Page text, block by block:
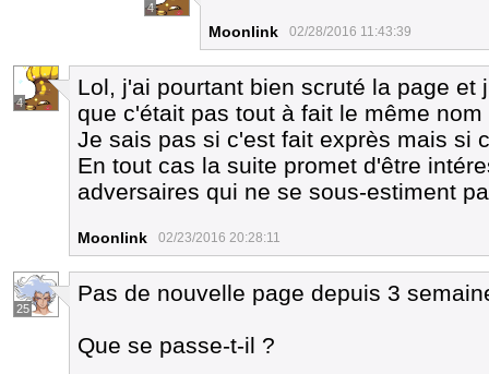
4
Moonlink 02/28/2016 11:43:39
4
Lol, j'ai pourtant bien scruté la page
que c'était pas tout à fait le même nom
Je sais pas si c'est fait exprès mais si
En tout cas la suite promet d'être
adversaires qui ne se sous-estiment
Moonlink 02/23/2016 20:28:11
25
Pas de nouvelle page depuis 3
Que se passe-t-il ?